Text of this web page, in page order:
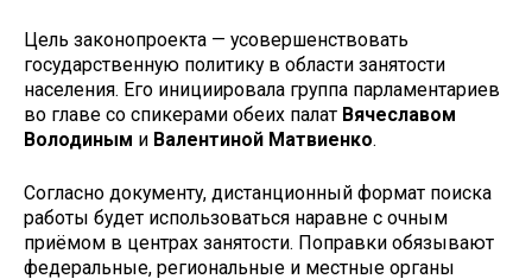
Цель законопроекта — усовершенствовать
государственную политику в области занятости
населения. Его инициировала группа парламентариев
во главе со спикерами обеих палат Вячеславом
Володиным и Валентиной Матвиенко.
Согласно документу, дистанционный формат поиска
работы будет использоваться наравне с очным
приёмом в центрах занятости. Поправки обязывают
федеральные, региональные и местные органы